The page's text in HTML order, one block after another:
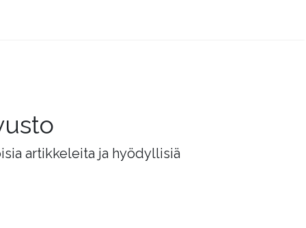
artikkeleita ja hyödyllisiä